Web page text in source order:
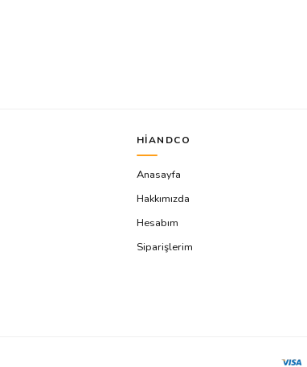
HIANDCO
Anasayfa
Hakkımızda
Hesabım
Siparişlerim